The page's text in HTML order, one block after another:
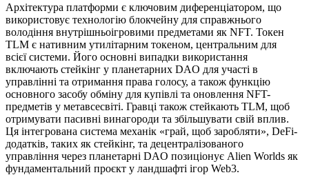
Архітектура платформи є ключовим диференціатором, що
використовує технологію блокчейну для справжнього
володіння внутрішньоігровими предметами як NFT. Токен
TLM є нативним утилітарним токеном, центральним для
всієї системи. Його основні випадки використання
включають стейкінг у планетарних DAO для участі в
управлінні та отримання права голосу, а також функцію
основного засобу обміну для купівлі та оновлення NFT-
предметів у метавсесвіті. Гравці також стейкають TLM, щоб
отримувати пасивні винагороди та збільшувати свій вплив.
Ця інтегрована система механік «грай, щоб заробляти», DeFi-
додатків, таких як стейкінг, та децентралізованого
управління через планетарні DAO позиціонує Alien Worlds як
фундаментальний проєкт у ландшафті ігор Web3.